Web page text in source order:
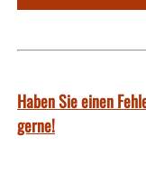
Haben Sie einen
gerne!